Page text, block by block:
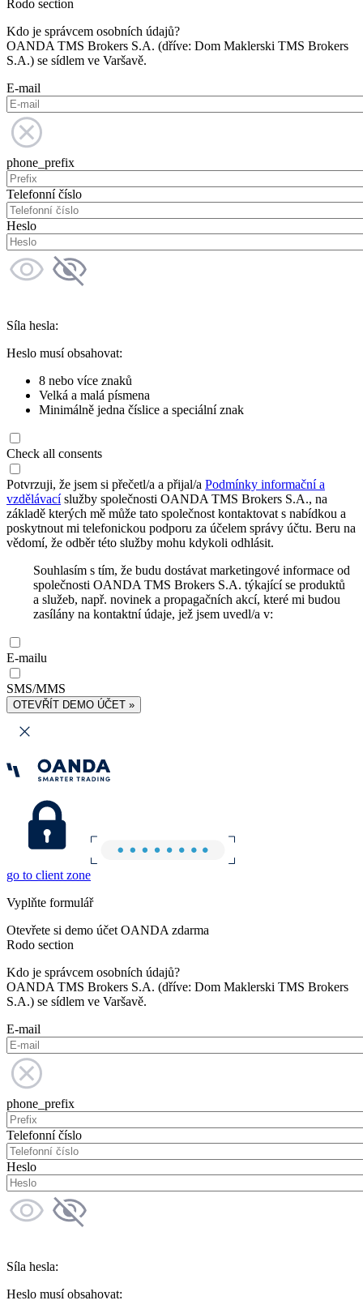
Rodo section
Kdo je správcem osobních údajů?
OANDA TMS Brokers S.A. (dříve: Dom Maklerski TMS Brokers
S.A.) se sídlem ve Varšavě.
E-mail
phone_prefix
Telefonní číslo
Heslo
Síla hesla:
Heslo musí obsahovat:
8 nebo více znaků
Velká a malá písmena
Minimálně jedna číslice a speciální znak
Check all consents
Potvrzuji, že jsem si přečetl/a a přijal/a Podmínky informační a
vzdělávacíslužby společnosti OANDA TMS Brokers S.A., na
základě kterých mě může tato společnost kontaktovat s nabídkou a
poskytnout mi telefonickou podporu za účelem správy účtu. Beru na
vědomí, že odběr této služby mohu kdykoli odhlásit.
Souhlasím s tím, že budu dostávat marketingové informace od
společnosti OANDA TMS Brokers S.A. týkající se produktů
a služeb, např. novinek a propagačních akcí, které mi budou
zasílány na kontaktní údaje, jež jsem uvedl/a v:
E-mailu
SMS/MMS
OTEVŘÍT DEMO ÚČET »
go to client zone
Vyplňte formulář
Otevřete si demo účet OANDA zdarma
Rodo section
Kdo je správcem osobních údajů?
OANDA TMS Brokers S.A. (dříve: Dom Maklerski TMS Brokers
S.A.) se sídlem ve Varšavě.
E-mail
phone_prefix
Telefonní číslo
Heslo
Síla hesla:
Heslo musí obsahovat: